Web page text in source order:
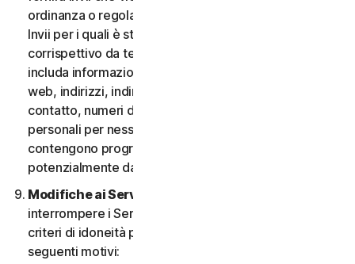
ordinanza o regolamento applicabile; (v) non fornirà
Invii per i quali è stato compensato o concesso alcun
corrispettivo da terzi; (vi) non fornirà alcun Invio che
includa informazioni che fanno riferimento ad altri siti
web, indirizzi, indirizzi e-mail, informazioni di
contatto, numeri di telefono o altre informazioni
personali per nessuno; e (vii) non fornirà Invii che
contengono programmi o file di computer
potenzialmente dannosi.
Modifiche ai Servizi.
interrompere i Servizi oppure introdurre o variare i
criteri di idoneità per i Servizi, per uno o più dei
seguenti motivi: